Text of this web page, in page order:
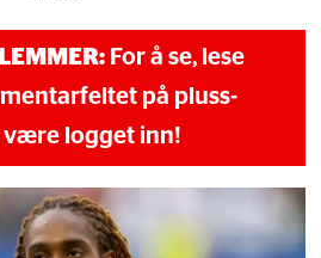
For å se, lese
på pluss-
være logget inn!